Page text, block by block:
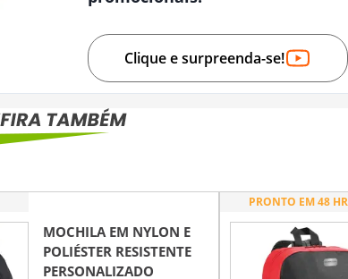
Clique e surpreenda-se!
MOCHILA EM NYLON E
POLIÉSTER RESISTENTE
PERSONALIZADO
PRONTO EM 48